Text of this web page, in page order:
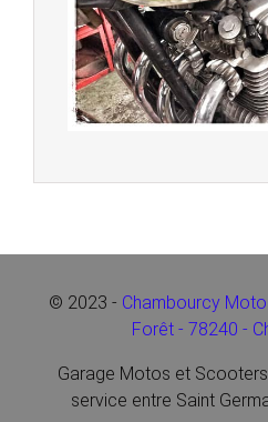
© 2023 - Chambourcy
Forêt - 78240 -
Garage Motos et
service entre Saint